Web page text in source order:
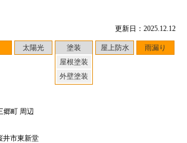
更新日：2025.12.12
太陽光
塗装
屋根塗装
外壁塗装
屋上防水 雨漏り
郷町 周辺
井市東新堂